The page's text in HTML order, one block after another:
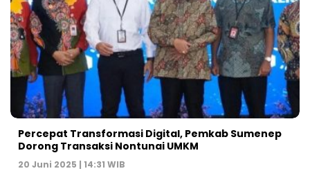
Percepat Transformasi Digital, Pemkab Sumenep
Dorong Transaksi Nontunai UMKM
20 Juni 2025 | 14:31 WIB